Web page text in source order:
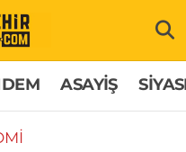
ASAYİŞ
Haritası